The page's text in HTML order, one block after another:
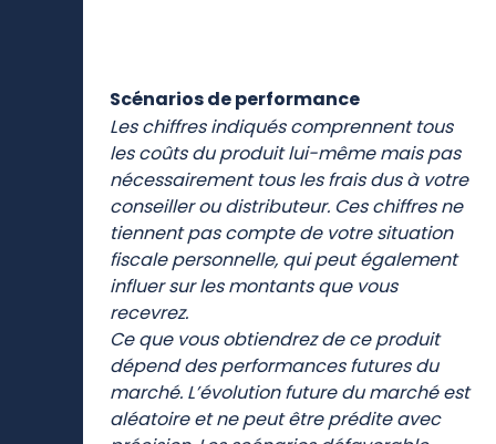
Scénarios de performance
Les chiffres indiqués comprennent tous
les coûts du produit lui-même mais pas
nécessairement tous les frais dus à votre
conseiller ou distributeur. Ces chiffres ne
tiennent pas compte de votre situation
fiscale personnelle, qui peut également
influer sur les montants que vous
recevrez.
Ce que vous obtiendrez de ce produit
dépend des performances futures du